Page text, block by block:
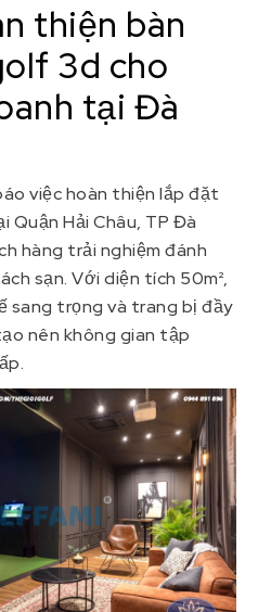
thiện bàn
3d cho
tại Đà
việc hoàn thiện lắp đặt
Quận Hải Châu, TP Đà
hàng trải nghiệm đánh
sạn. Với diện tích 50m²,
trọng và trang bị đầy
nên không gian tập